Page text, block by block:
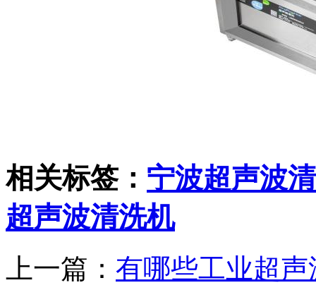
相关标签： 宁波超声波
超声波清洗机
上一篇： 有哪些工业超